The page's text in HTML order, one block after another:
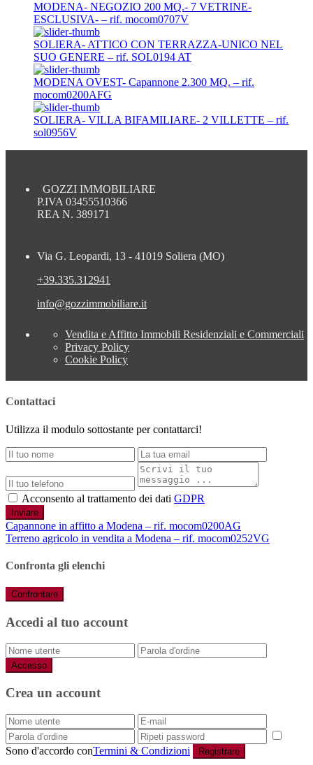
MODENA- NEGOZIO 200 MQ.- 7 VETRINE-
ESCLUSIVA- – rif. mocom0707V
SOLIERA- ATTICO CON TERRAZZA-UNICO NEL
SUO GENERE – rif. SOL0194 AT
MODENA OVEST- Capannone 2.300 MQ. – rif.
mocom0200AFG
SOLIERA- VILLA BIFAMILIARE- 2 VILLETTE – rif.
sol0956V
GOZZI IMMOBILIARE
P.IVA 03455510366
REA N. 389171
Via G. Leopardi, 13 - 41019 Soliera (MO)
+39.335.312941
info@gozzimmobiliare.it
Vendita e Affitto Immobili Residenziali e Commerciali
Privacy Policy
Cookie Policy
Contattaci
Utilizza il modulo sottostante per contattarci!
Acconsento al trattamento dei dati GDPR
Inviare
Capannone in affitto a Modena – rif. mocom0200AG
Terreno agricolo in vendita a Modena – rif. mocom0252VG
Confronta gli elenchi
Confrontare
Accedi al tuo account
Accesso
Crea un account
Sono d'accordo conTermini & Condizioni Registrare